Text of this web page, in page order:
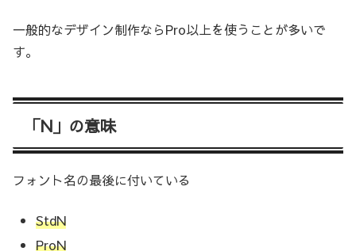
一般的なデザイン制作ならPro以上を使うことが多いで
す。
「N」の意味
フォント名の最後に付いている
StdN
ProN